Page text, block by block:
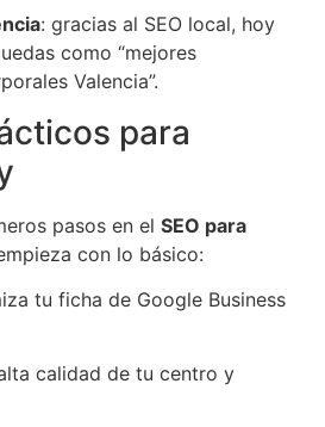
: gracias al SEO local, hoy
como “mejores
Valencia”.
para
pasos en el SEO para
con lo básico:
tu ficha de Google Business
calidad de tu centro y